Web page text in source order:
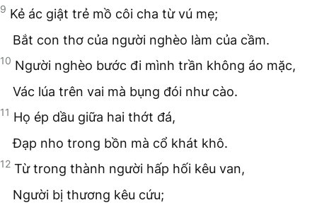
9 Kẻ ác giật trẻ mồ côi cha từ vú mẹ;
Bắt con thơ của người nghèo làm của cầm.
10 Người nghèo bước đi mình trần không áo mặc,
Vác lúa trên vai mà bụng đói như cào.
11 Họ ép dầu giữa hai thớt đá,
Đạp nho trong bồn mà cổ khát khô.
12 Từ trong thành người hấp hối kêu van,
Người bị thương kêu cứu;